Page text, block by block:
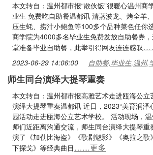
本文转自：温州都市报“散伙饭”很暖心温州商
业生 免费吃自助餐温都讯 清蒸波龙、烤全羊
压生蚝、捞汁小鲍鱼等100多个品种菜色任
商学院为4000多名毕业生免费发放自助餐券
堂准备毕业自助餐，此举引得网友连连感叹
2023-06-29 14:06:00 自助餐,毕业生,温州,
师生同台演绎大提琴重奏
本文转自：温州都市报高雅艺术走进瓯海公立
演绎大提琴重奏温都讯 近日，2023“美育润泽
园活动走进瓯海公立艺术学校。 活动现场，
师们近距离沟通交流，师生同台演绎大提琴重
演了《加勒比海盗》《歌剧魅影》《奥拉之歌
下探戈》等经典曲目……更多